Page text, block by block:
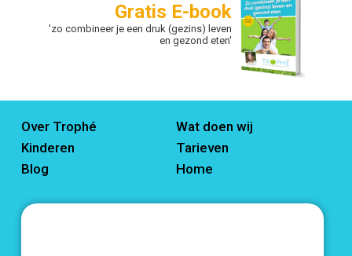
Gratis E-book
'zo combineer je een druk (gezins) leven
en gezond eten'
Over Trophé
Wat doen wij
Kinderen
Tarieven
Blog
Home